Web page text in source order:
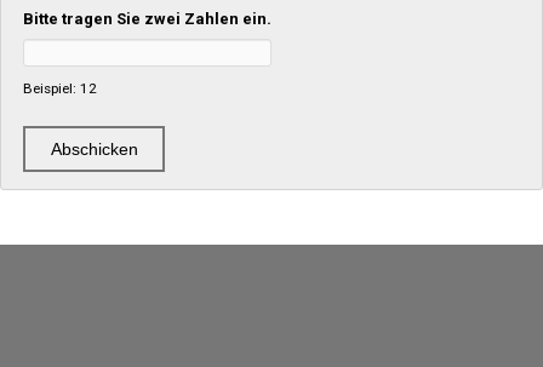
Bitte tragen Sie zwei Zahlen ein.
Beispiel: 12